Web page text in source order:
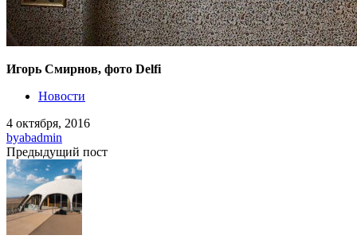
Игорь Смирнов, фото Delfi
Новости
4 октября, 2016
byabadmin
Предыдущий пост